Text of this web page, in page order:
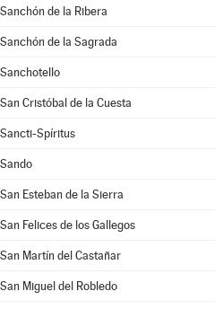
Sanchón de la Ribera
Sanchón de la Sagrada
Sanchotello
San Cristóbal de la Cuesta
Sancti-Spíritus
Sando
San Esteban de la Sierra
San Felices de los Gallegos
San Martín del Castañar
San Miguel del Robledo